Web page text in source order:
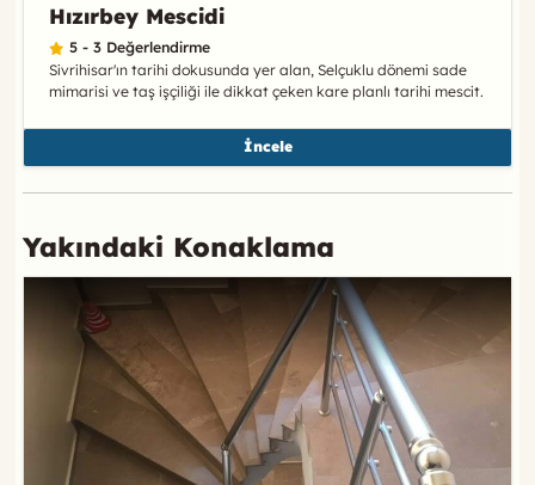
Hızırbey Mescidi
5 - 3 Değerlendirme
Sivrihisar'ın tarihi dokusunda yer alan, Selçuklu dönemi sade
mimarisi ve taş işçiliği ile dikkat çeken kare planlı tarihi mescit.
İncele
Yakındaki Konaklama